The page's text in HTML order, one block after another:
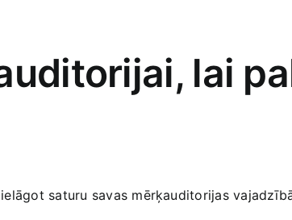
⁣lai
saturu savas mērķauditorijas